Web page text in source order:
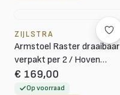
ZIJLSTRA
Armstoel Raster draaibaar
verpakt per 2 / Hoven
Groen-bruin
€ 169,00
Op voorraad